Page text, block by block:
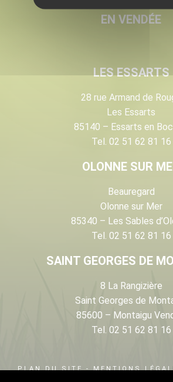
EN VENDÉE
LES ESSARTS
28 rue Armand de
Les Essarts
85140 – Essarts en
Tel. 02 51 62 81 16
OLONNE SUR
Beauregard
Olonne sur Mer
85340 – Les Sables
Tel. 02 51 62 81 16
SAINT GEORGES DE
8 La Rangizière
Saint Georges de
85600 – Montaigu
Tel. 02 51 62 81 16
PLAN DU SITE-MENTIONS